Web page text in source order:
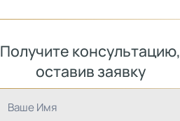
Получите консультацию,
оставив заявку